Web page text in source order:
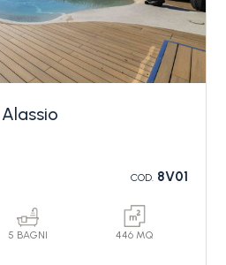
COD.8V01
5 BAGNI 446 MQ